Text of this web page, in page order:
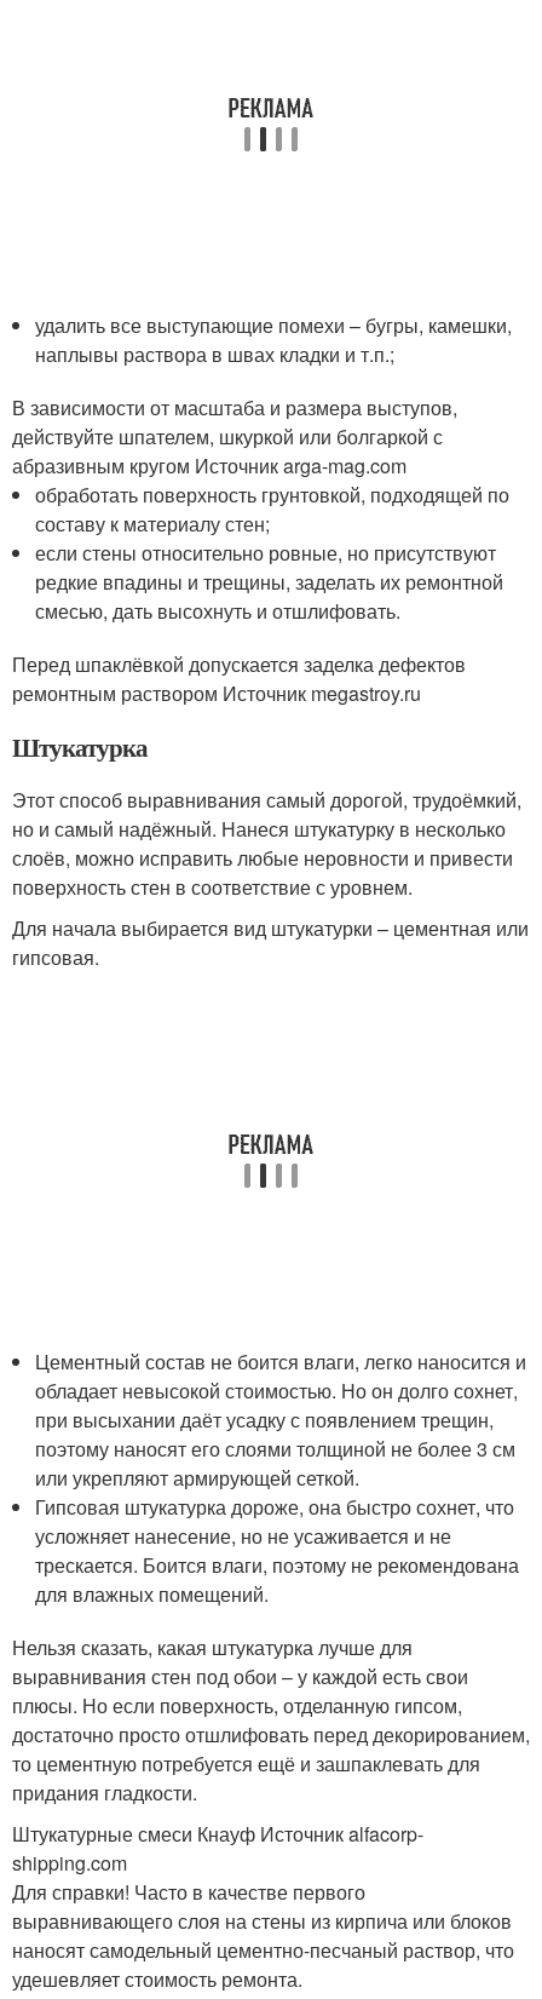
удалить все выступающие помехи – бугры, камешки,
наплывы раствора в швах кладки и т.п.;
В зависимости от масштаба и размера выступов,
действуйте шпателем, шкуркой или болгаркой с
абразивным кругом Источник arga-mag.com
обработать поверхность грунтовкой, подходящей по
составу к материалу стен;
если стены относительно ровные, но присутствуют
редкие впадины и трещины, заделать их ремонтной
смесью, дать высохнуть и отшлифовать.
Перед шпаклёвкой допускается заделка дефектов
ремонтным раствором Источник megastroy.ru
Штукатурка
Этот способ выравнивания самый дорогой, трудоёмкий,
но и самый надёжный. Нанеся штукатурку в несколько
слоёв, можно исправить любые неровности и привести
поверхность стен в соответствие с уровнем.
Для начала выбирается вид штукатурки – цементная или
гипсовая.
Цементный состав не боится влаги, легко наносится и
обладает невысокой стоимостью. Но он долго сохнет,
при высыхании даёт усадку с появлением трещин,
поэтому наносят его слоями толщиной не более 3 см
или укрепляют армирующей сеткой.
Гипсовая штукатурка дороже, она быстро сохнет, что
усложняет нанесение, но не усаживается и не
трескается. Боится влаги, поэтому не рекомендована
для влажных помещений.
Нельзя сказать, какая штукатурка лучше для
выравнивания стен под обои – у каждой есть свои
плюсы. Но если поверхность, отделанную гипсом,
достаточно просто отшлифовать перед декорированием,
то цементную потребуется ещё и зашпаклевать для
придания гладкости.
Штукатурные смеси Кнауф Источник alfacorp-
shipping.com
Для справки! Часто в качестве первого
выравнивающего слоя на стены из кирпича или блоков
наносят самодельный цементно-песчаный раствор, что
удешевляет стоимость ремонта.